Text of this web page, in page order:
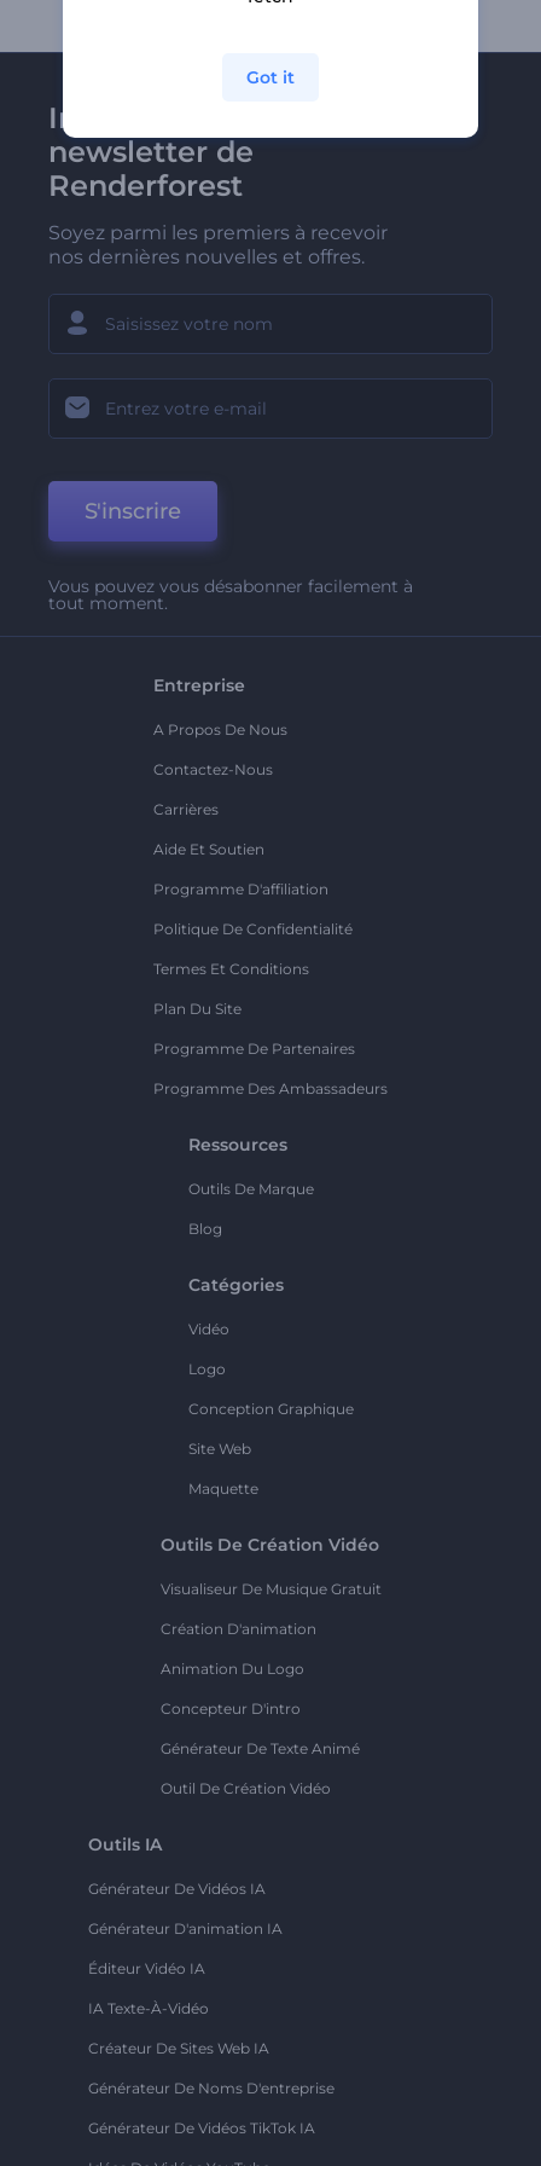
Inscrivez-vous à la
newsletter de
Renderforest
Soyez parmi les premiers à recevoir
nos dernières nouvelles et offres.
S'inscrire
Vous pouvez vous désabonner facilement à
tout moment.
Entreprise
A Propos De Nous
Contactez-Nous
Carrières
Aide Et Soutien
Programme D'affiliation
Politique De Confidentialité
Termes Et Conditions
Plan Du Site
Programme De Partenaires
Programme Des Ambassadeurs
Ressources
Outils De Marque
Blog
Catégories
Vidéo
Logo
Conception Graphique
Site Web
Maquette
Outils De Création Vidéo
Visualiseur De Musique Gratuit
Création D'animation
Animation Du Logo
Concepteur D'intro
Générateur De Texte Animé
Outil De Création Vidéo
Outils IA
Générateur De Vidéos IA
Générateur D'animation IA
Éditeur Vidéo IA
IA Texte-À-Vidéo
Créateur De Sites Web IA
Générateur De Noms D'entreprise
Générateur De Vidéos TikTok IA
Got it